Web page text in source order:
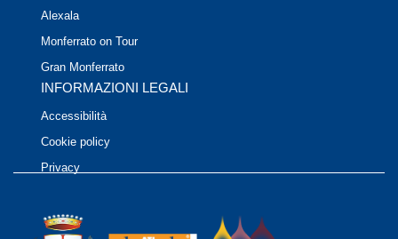
Alexala
Monferrato on Tour
Gran Monferrato
INFORMAZIONI LEGALI
Accessibilità
Cookie policy
Privacy